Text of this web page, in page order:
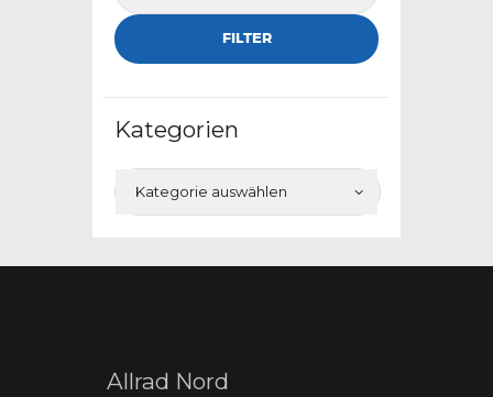
Preis
FILTER
Kategorien
Allrad Nord